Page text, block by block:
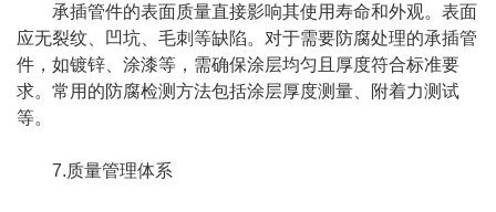
承插管件的表面质量直接影响其使用寿命和外观。表面
应无裂纹、凹坑、毛刺等缺陷。对于需要防腐处理的承插管
件，如镀锌、涂漆等，需确保涂层均匀且厚度符合标准要
求。常用的防腐检测方法包括涂层厚度测量、附着力测试
等。
7.质量管理体系